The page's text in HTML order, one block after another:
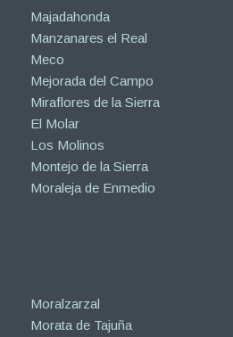
Majadahonda
Manzanares el Real
Meco
Mejorada del Campo
Miraflores de la Sierra
El Molar
Los Molinos
Montejo de la Sierra
Moraleja de Enmedio
Moralzarzal
Morata de Tajuña